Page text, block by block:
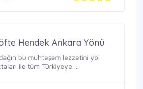
Hendek Ankara Yönü
bu muhteşem lezzetini yol
ile tüm Türkiyeye ...